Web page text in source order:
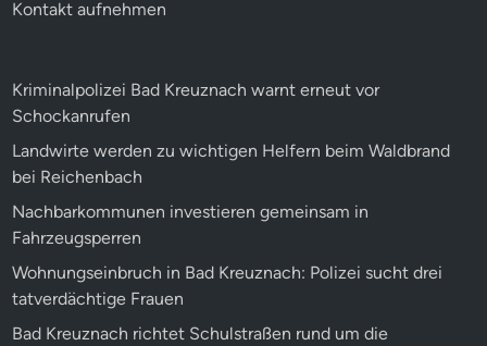
Kontakt aufnehmen
Kriminalpolizei Bad Kreuznach warnt erneut vor
Schockanrufen
Landwirte werden zu wichtigen Helfern beim Waldbrand
bei Reichenbach
Nachbarkommunen investieren gemeinsam in
Fahrzeugsperren
Wohnungseinbruch in Bad Kreuznach: Polizei sucht drei
tatverdächtige Frauen
Bad Kreuznach richtet Schulstraßen rund um die